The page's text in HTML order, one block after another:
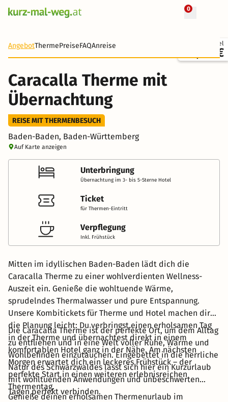
0
Ticket + Hotel
88,00 €
AngebotThermePreiseFAQAnreise
Caracalla Therme mit
Übernachtung
REISE MIT THERMENBESUCH
Baden-Baden, Baden-Württemberg
Auf Karte anzeigen
Unterbringung
Übernachtung im 3- bis 5-Sterne Hotel
Ticket
für Thermen-Eintritt
Verpflegung
Inkl. Frühstück
Mitten im idyllischen Baden-Baden lädt dich die
Caracalla Therme zu einer wohlverdienten Wellness-
Auszeit ein. Genieße die wohltuende Wärme,
sprudelndes Thermalwasser und pure Entspannung.
Unsere Kombitickets für Therme und Hotel machen dir
die Planung leicht: Du verbringst einen erholsamen Tag
in der Therme und übernachtest direkt in einem
komfortablen Hotel ganz in der Nähe. Am nächsten
Morgen erwartet dich ein leckeres Frühstück – der
perfekte Start in einen weiteren erlebnisreichen
Thermentag.
Die Caracalla Therme ist der perfekte Ort, um dem Alltag
zu entfliehen und in eine Welt voller Ruhe, Wärme und
Wohlbefinden einzutauchen. Eingebettet in die herrliche
Natur des Schwarzwaldes lässt sich hier ein Kurzurlaub
mit wohltuenden Anwendungen und unbeschwerten
Tagen perfekt verbinden.
Genieße deinen erholsamen Thermenurlaub im